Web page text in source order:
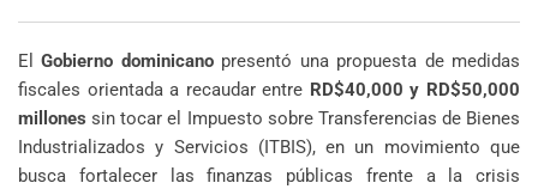
ElGobierno dominicanopresentó una propuesta de medidas
fiscales orientada a recaudar entre RD$40,000 y RD$50,000
millones sin tocar el Impuesto sobre Transferencias de Bienes
Industrializados y Servicios (ITBIS), en un movimiento que
busca fortalecer las finanzas públicas frente a la crisis